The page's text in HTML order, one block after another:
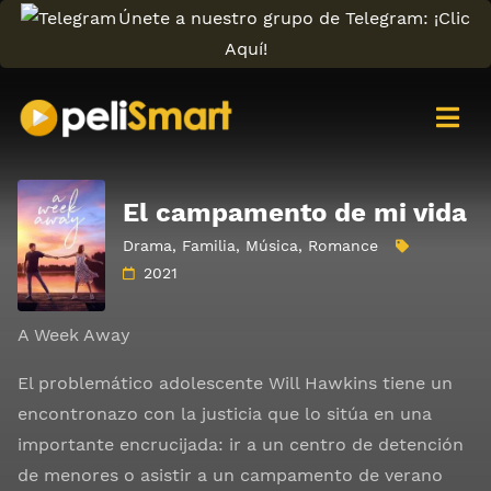
Únete a nuestro grupo de Telegram: ¡Clic
Aquí!
El campamento de mi vida
Drama, Familia, Música, Romance
2021
A Week Away
El problemático adolescente Will Hawkins tiene un
encontronazo con la justicia que lo sitúa en una
importante encrucijada: ir a un centro de detención
de menores o asistir a un campamento de verano